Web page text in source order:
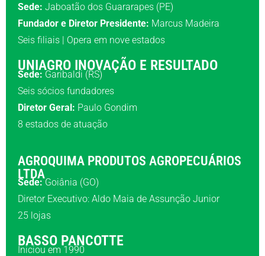
Sede: Jaboatão dos Guararapes (PE)
Fundador e Diretor Presidente: Marcus Madeira
Seis filiais | Opera em nove estados
UNIAGRO INOVAÇÃO E RESULTADO
Sede: Garibaldi (RS)
Seis sócios fundadores
Diretor Geral: Paulo Gondim
8 estados de atuação
AGROQUIMA PRODUTOS AGROPECUÁRIOS
LTDA
Sede:Goiânia (GO)
Diretor Executivo: Aldo Maia de Assunção Junior
25 lojas
BASSO PANCOTTE
Iniciou em 1990